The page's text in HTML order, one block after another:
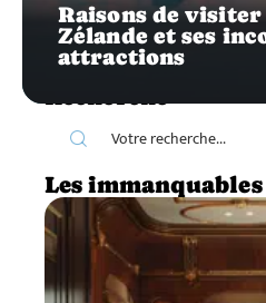
Raisons de
Zélande et ses
attractions
Les immanquables